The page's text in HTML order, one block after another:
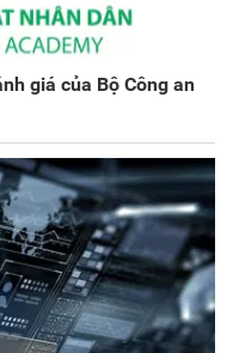
giá của Bộ Công an